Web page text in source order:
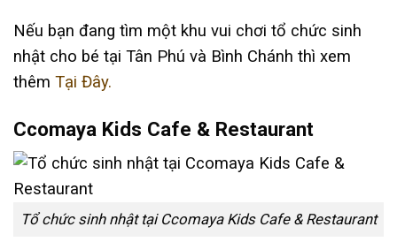
Nếu bạn đang tìm một khu vui chơi tổ chức sinh
nhật cho bé tại Tân Phú và Bình Chánh thì xem
thêm Tại Đây.
Ccomaya Kids Cafe & Restaurant
Tổ chức sinh nhật tại Ccomaya Kids Cafe & Restaurant